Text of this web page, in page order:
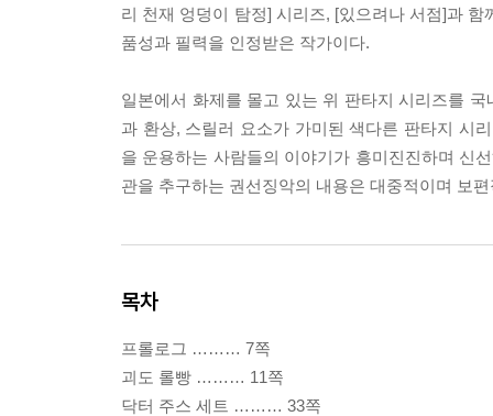
리 천재 엉덩이 탐정] 시리즈, [있으려나 서점]과
품성과 필력을 인정받은 작가이다.
일본에서 화제를 몰고 있는 위 판타지 시리즈를
과 환상, 스릴러 요소가 가미된 색다른 판타지 시
을 운용하는 사람들의 이야기가 흥미진진하며 신
관을 추구하는 권선징악의 내용은 대중적이며 보
목차
프롤로그 ……… 7쪽
괴도 롤빵 ……… 11쪽
닥터 주스 세트 ……… 33쪽